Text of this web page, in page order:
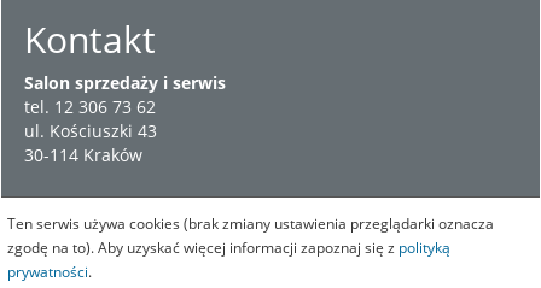
Kontakt
Salon sprzedaży i serwis
tel. 12 306 73 62
ul. Kościuszki 43
30-114 Kraków
Ten serwis używa cookies (brak zmiany ustawienia przeglądarki oznacza
zgodę na to). Aby uzyskać więcej informacji zapoznaj się z polityką
prywatności.